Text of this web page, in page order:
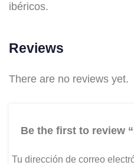
ibéricos.
Reviews
There are no reviews yet.
Be the first to review
Tu dirección de correo